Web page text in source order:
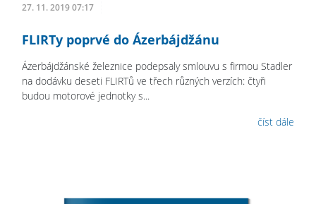
27. 11. 2019 07:17
FLIRTy poprvé do Ázerbájdžánu
Ázerbájdžánské železnice podepsaly smlouvu s firmou Stadler
na dodávku deseti FLIRTů ve třech různých verzích: čtyři
budou motorové jednotky s...
číst dále